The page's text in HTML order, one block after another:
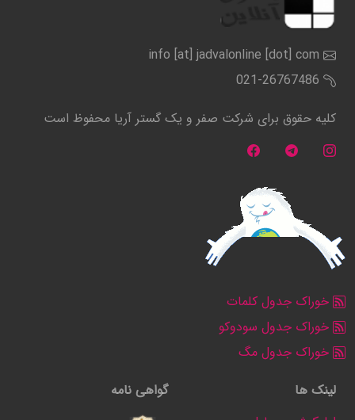
info [at] jadvalonline [dot] com
021-26767486
کلیه حقوق برای شرکت صفر و یک گستر آریا محفوظ است
خوراک جدول کلمات
خوراک جدول سودوکو
خوراک جدول مگ
لینک ها
گواهی نامه